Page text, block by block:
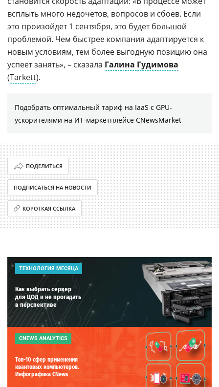
всплыть много недочетов, вопросов и сбоев. Если
это произойдет 1 сентября, это будет большой
проблемой. Чем быстрее компания адаптируется к
новым условиям, тем более выгодную позицию она
успеет занять», – сказала Галина Гудимова
(Tarkett).
Подобрать оптимальный тариф на IaaS с GPU-
ускорителями на ИТ-маркетплейсе CNewsMarket
ПОДЕЛИТЬСЯ
ПОДПИСАТЬСЯ НА НОВОСТИ
КОРОТКАЯ ССЫЛКА
ТЕХНОЛОГИЯ МЕСЯЦА
Как выбрать сервер
для ЦОД и не прогадать
в перспективе
CNEWS ANALYTICS
Топ-10 сфер применения
квантовых компьютеров.
Инфографика CNews